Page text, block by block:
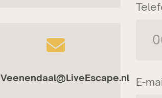
Veenendaal@LiveEscape.nl E-